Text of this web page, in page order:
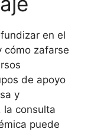
en el
cómo zafarse
de apoyo
y
la consulta
puede